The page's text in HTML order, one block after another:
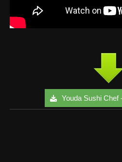
Youda Sushi Chef